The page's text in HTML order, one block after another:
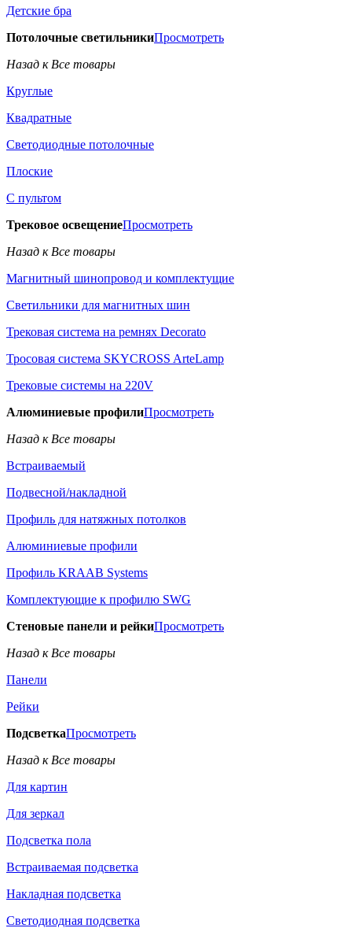
Детские бра
Потолочные светильникиПросмотреть
Назад к Все товары
Круглые
Квадратные
Светодиодные потолочные
Плоские
С пультом
Трековое освещениеПросмотреть
Назад к Все товары
Магнитный шинопровод и комплектущие
Светильники для магнитных шин
Трековая система на ремнях Decorato
Тросовая система SKYCROSS ArteLamp
Трековые системы на 220V
Алюминиевые профилиПросмотреть
Назад к Все товары
Встраиваемый
Подвесной/накладной
Профиль для натяжных потолков
Алюминиевые профили
Профиль KRAAB Systems
Комплектующие к профилю SWG
Стеновые панели и рейкиПросмотреть
Назад к Все товары
Панели
Рейки
ПодсветкаПросмотреть
Назад к Все товары
Для картин
Для зеркал
Подсветка пола
Встраиваемая подсветка
Накладная подсветка
Светодиодная подсветка